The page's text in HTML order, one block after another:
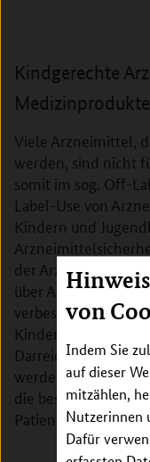
von
Indem Sie
auf dieser
mitzählen,
Nutzerinnen
Dafür
Kindgerechte
Medizinprodukte
Viele Arzneimittel,
werden, sind nicht
somit im sog. Off-
Label-Use von
Kindern und
der
über Arzneimittel,
verbessert und die
Kinderarzneimitteln
werden.
die besonderen
Patientengruppen